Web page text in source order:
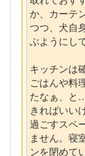
か、カーテ
つつ、犬自
ぶようにし
キッチンは
ごはんや料
たなぁ、と
きればいい
過ごすスペ
ません。寝
ンを閉めて